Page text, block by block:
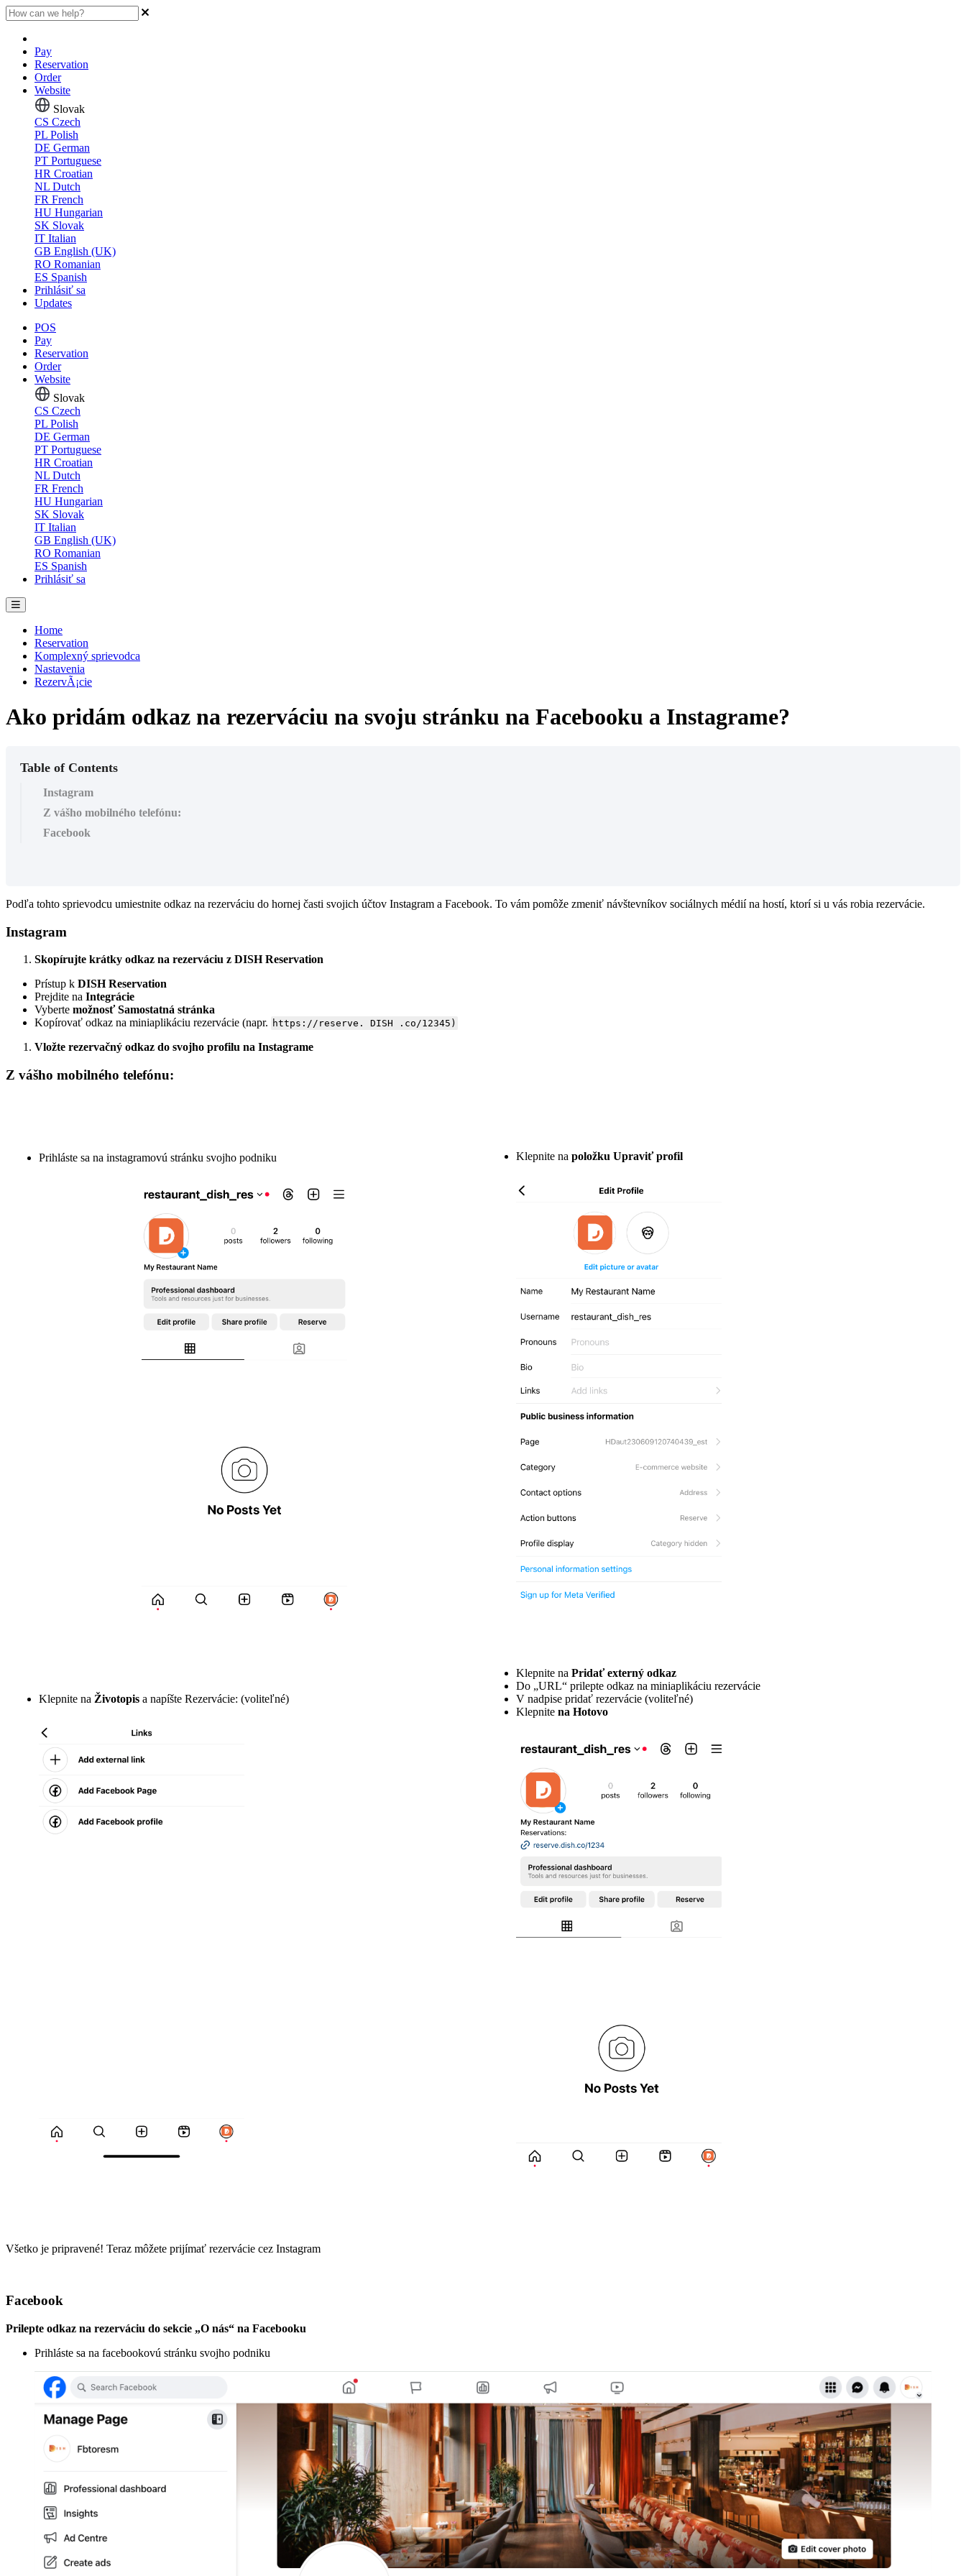
Pay
Reservation
Order
Website
Slovak
CS Czech
PL Polish
DE German
PT Portuguese
HR Croatian
NL Dutch
FR French
HU Hungarian
SK Slovak
IT Italian
GB English (UK)
RO Romanian
ES Spanish
Prihlásiť sa
Updates
POS
Pay
Reservation
Order
Website
Slovak
CS Czech
PL Polish
DE German
PT Portuguese
HR Croatian
NL Dutch
FR French
HU Hungarian
SK Slovak
IT Italian
GB English (UK)
RO Romanian
ES Spanish
Prihlásiť sa
Home
Reservation
Komplexný sprievodca
Nastavenia
RezervÃ¡cie
Ako pridám odkaz na rezerváciu na svoju stránku na Facebooku a Instagrame?
Table of Contents
Instagram
Z vášho mobilného telefónu:
Facebook
Podľa tohto sprievodcu umiestnite odkaz na rezerváciu do hornej časti svojich účtov Instagram a Facebook. To vám pomôže zmeniť návštevníkov sociálnych médií na hostí, ktorí si u vás robia rezervácie.
Instagram
Skopírujte krátky odkaz na rezerváciu z DISH Reservation
Prístup k DISH Reservation
Prejdite na Integrácie
Vyberte možnosť Samostatná stránka
Kopírovať odkaz na miniaplikáciu rezervácie (napr. https://reserve. DISH .co/12345)
Vložte rezervačný odkaz do svojho profilu na Instagrame
Z vášho mobilného telefónu:
Prihláste sa na instagramovú stránku svojho podniku Klepnite napoložku Upraviť profil
Klepnite na Životopis a napíšte Rezervácie: (voliteľné)
Klepnite naPridať externý odkaz
Do „URL“ prilepte odkaz na miniaplikáciu rezervácie
V nadpise pridať rezervácie (voliteľné)
Klepnitena Hotovo
Všetko je pripravené! Teraz môžete prijímať rezervácie cez Instagram
Facebook
Prilepte odkaz na rezerváciu do sekcie „O nás“ na Facebooku
Prihláste sa na facebookovú stránku svojho podniku